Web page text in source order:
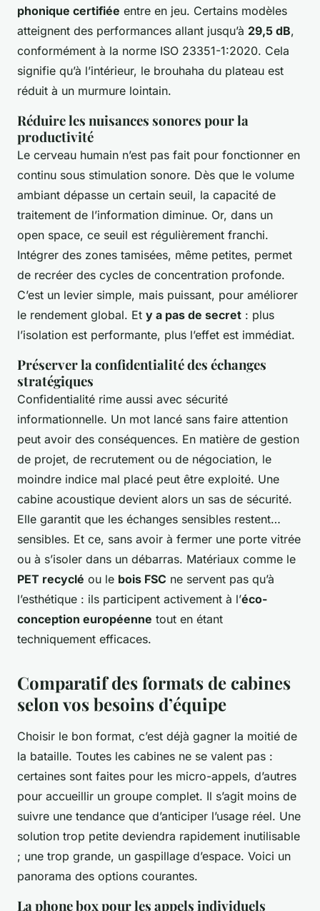
phonique certifiée entre en jeu. Certains modèles
atteignent des performances allant jusqu’à 29,5 dB,
conformément à la norme ISO 23351-1:2020. Cela
signifie qu’à l’intérieur, le brouhaha du plateau est
réduit à un murmure lointain.
Réduire les nuisances sonores pour la
productivité
Le cerveau humain n’est pas fait pour fonctionner en
continu sous stimulation sonore. Dès que le volume
ambiant dépasse un certain seuil, la capacité de
traitement de l’information diminue. Or, dans un
open space, ce seuil est régulièrement franchi.
Intégrer des zones tamisées, même petites, permet
de recréer des cycles de concentration profonde.
C’est un levier simple, mais puissant, pour améliorer
le rendement global. Et y a pas de secret : plus
l’isolation est performante, plus l’effet est immédiat.
Préserver la confidentialité des échanges
stratégiques
Confidentialité rime aussi avec sécurité
informationnelle. Un mot lancé sans faire attention
peut avoir des conséquences. En matière de gestion
de projet, de recrutement ou de négociation, le
moindre indice mal placé peut être exploité. Une
cabine acoustique devient alors un sas de sécurité.
Elle garantit que les échanges sensibles restent…
sensibles. Et ce, sans avoir à fermer une porte vitrée
ou à s’isoler dans un débarras. Matériaux comme le
PET recyclé ou le bois FSC ne servent pas qu’à
l’esthétique : ils participent activement à l’éco-
conception européenne tout en étant
techniquement efficaces.
Comparatif des formats de cabines
selon vos besoins d’équipe
Choisir le bon format, c’est déjà gagner la moitié de
la bataille. Toutes les cabines ne se valent pas :
certaines sont faites pour les micro-appels, d’autres
pour accueillir un groupe complet. Il s’agit moins de
suivre une tendance que d’anticiper l’usage réel. Une
solution trop petite deviendra rapidement inutilisable
; une trop grande, un gaspillage d’espace. Voici un
panorama des options courantes.
La phone box pour les appels individuels